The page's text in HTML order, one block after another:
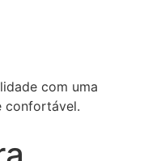
com uma
confortável.